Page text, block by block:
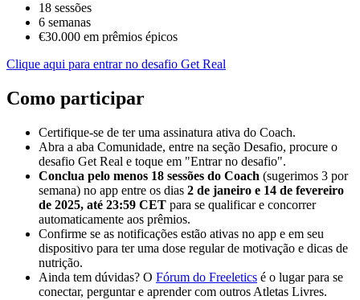
18 sessões
6 semanas
€30.000 em prêmios épicos
Clique aqui para entrar no desafio Get Real
Como participar
Certifique-se de ter uma assinatura ativa do Coach.
Abra a aba Comunidade, entre na seção Desafio, procure o
desafio Get Real e toque em "Entrar no desafio".
Conclua pelo menos 18 sessões do Coach (sugerimos 3 por
semana) no app entre os dias 2 de janeiro e 14 de fevereiro
de 2025, até 23:59 CET para se qualificar e concorrer
automaticamente aos prêmios.
Confirme se as notificações estão ativas no app e em seu
dispositivo para ter uma dose regular de motivação e dicas de
nutrição.
Ainda tem dúvidas? O Fórum do Freeletics é o lugar para se
conectar, perguntar e aprender com outros Atletas Livres.